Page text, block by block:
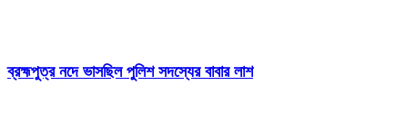
ব্রহ্মপুত্র নদে ভাসছিল পুলিশ সদস্যের বাবার লাশ